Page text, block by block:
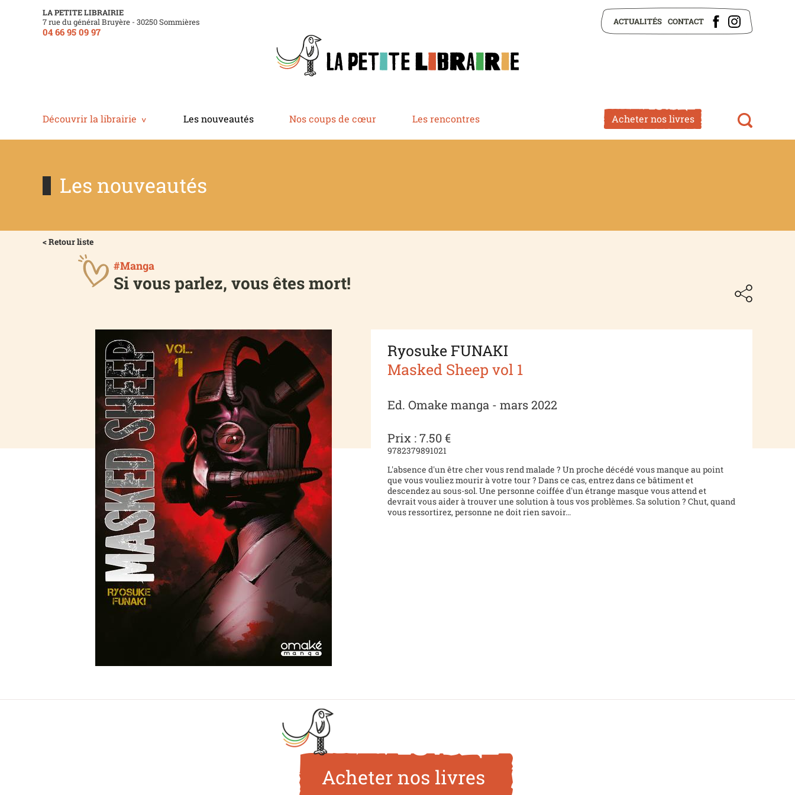
LA PETITE LIBRAIRIE
7 rue du général Bruyère - 30250 Sommières
04 66 95 09 97
ACTUALITÉS CONTACT
Découvrir la librairie Les nouveautés Nos coups de cœur Les rencontres Acheter nos livres
Les nouveautés
< Retour liste
#Manga
Si vous parlez, vous êtes mort!
Ryosuke FUNAKI
Masked Sheep vol 1
Ed. Omake manga - mars 2022
Prix : 7.50 €
9782379891021
L'absence d'un être cher vous rend malade ? Un proche décédé vous manque au point
que vous vouliez mourir à votre tour ? Dans ce cas, entrez dans ce bâtiment et
descendez au sous-sol. Une personne coiffée d'un étrange masque vous attend et
devrait vous aider à trouver une solution à tous vos problèmes. Sa solution ? Chut, quand
vous ressortirez, personne ne doit rien savoir...
Acheter nos livres